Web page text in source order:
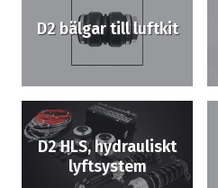
D2 bälgar till luftkit
D2 HLS, hydrauliskt
lyftsystem